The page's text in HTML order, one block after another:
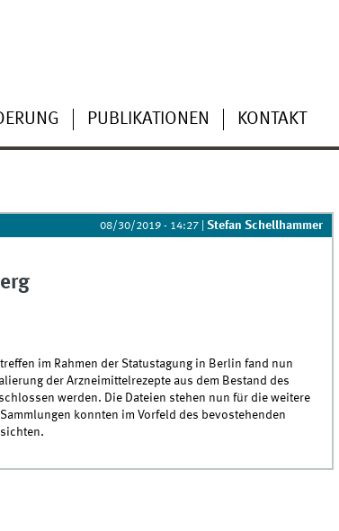
PUBLIKATIONEN KONTAKT
08/30/2019 - 14:27 |Stefan Schellhammer
im Rahmen der Statustagung in Berlin fand nun
der Arzneimittelrezepte aus dem Bestand des
werden. Die Dateien stehen nun für die weitere
konnten im Vorfeld des bevostehenden